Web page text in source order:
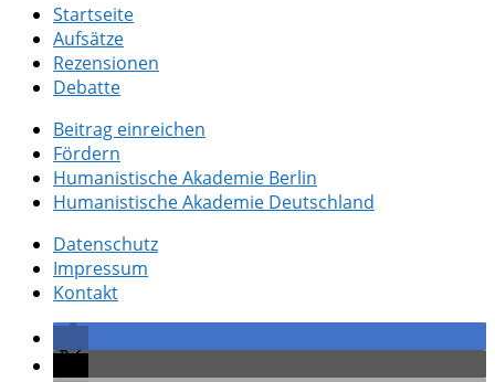
Startseite
Aufsätze
Rezensionen
Debatte
Beitrag einreichen
Fördern
Humanistische Akademie Berlin
Humanistische Akademie Deutschland
Datenschutz
Impressum
Kontakt